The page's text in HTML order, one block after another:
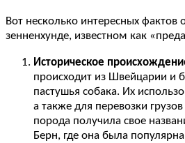
Вот несколько интересных фактов
зенненхунде, известном как
Историческое
происходит из Швейцарии и
пастушья собака. Их
а также для перевозки
порода получила свое
Берн, где она была